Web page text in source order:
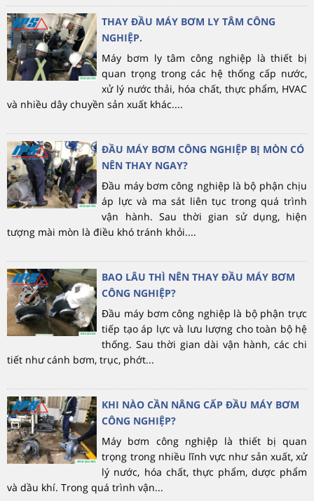
THAY ĐẦU MÁY BƠM LY TÂM CÔNG
NGHIỆP.
Máy bơm ly tâm công nghiệp là thiết bị
quan trọng trong các hệ thống cấp nước,
xử lý nước thải, hóa chất, thực phẩm, HVAC
và nhiều dây chuyền sản xuất khác....
ĐẦU MÁY BƠM CÔNG NGHIỆP BỊ MÒN CÓ
NÊN THAY NGAY?
Đầu máy bơm công nghiệp là bộ phận chịu
áp lực và ma sát liên tục trong quá trình
vận hành. Sau thời gian sử dụng, hiện
tượng mài mòn là điều khó tránh khỏi....
BAO LÂU THÌ NÊN THAY ĐẦU MÁY BƠM
CÔNG NGHIỆP?
Đầu máy bơm công nghiệp là bộ phận trực
tiếp tạo áp lực và lưu lượng cho toàn bộ hệ
thống. Sau thời gian dài vận hành, các chi
tiết như cánh bơm, trục, phớt...
KHI NÀO CẦN NÂNG CẤP ĐẦU MÁY BƠM
CÔNG NGHIỆP?
Máy bơm công nghiệp là thiết bị quan
trọng trong nhiều lĩnh vực như sản xuất, xử
lý nước, hóa chất, thực phẩm, dược phẩm
và dầu khí. Trong quá trình vận...